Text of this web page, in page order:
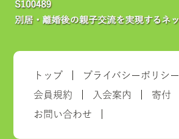
トップ プライバシーポリシー
会員規約 入会案内 寄付
お問い合わせ